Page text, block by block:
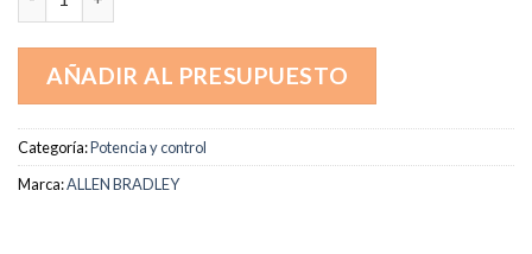
AÑADIR AL PRESUPUESTO
Categoría:Potencia y control
Marca:ALLEN BRADLEY